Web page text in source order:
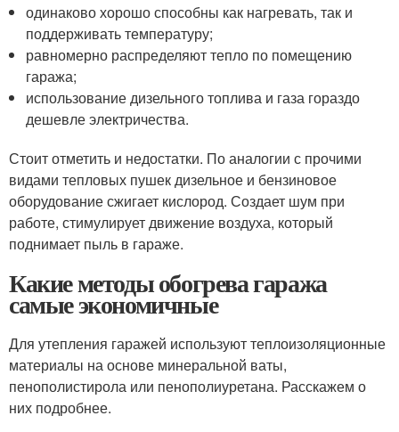
одинаково хорошо способны как нагревать, так и
поддерживать температуру;
равномерно распределяют тепло по помещению
гаража;
использование дизельного топлива и газа гораздо
дешевле электричества.
Стоит отметить и недостатки. По аналогии с прочими
видами тепловых пушек дизельное и бензиновое
оборудование сжигает кислород. Создает шум при
работе, стимулирует движение воздуха, который
поднимает пыль в гараже.
Какие методы обогрева гаража
самые экономичные
Для утепления гаражей используют теплоизоляционные
материалы на основе минеральной ваты,
пенополистирола или пенополиуретана. Расскажем о
них подробнее.